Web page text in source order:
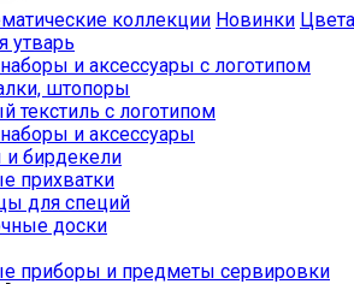
коллекции Новинки Цвета
утварь
и аксессуары с логотипом
штопоры
текстиль с логотипом
и аксессуары
и бирдекели
прихватки
для специй
доски
приборы и предметы сервировки